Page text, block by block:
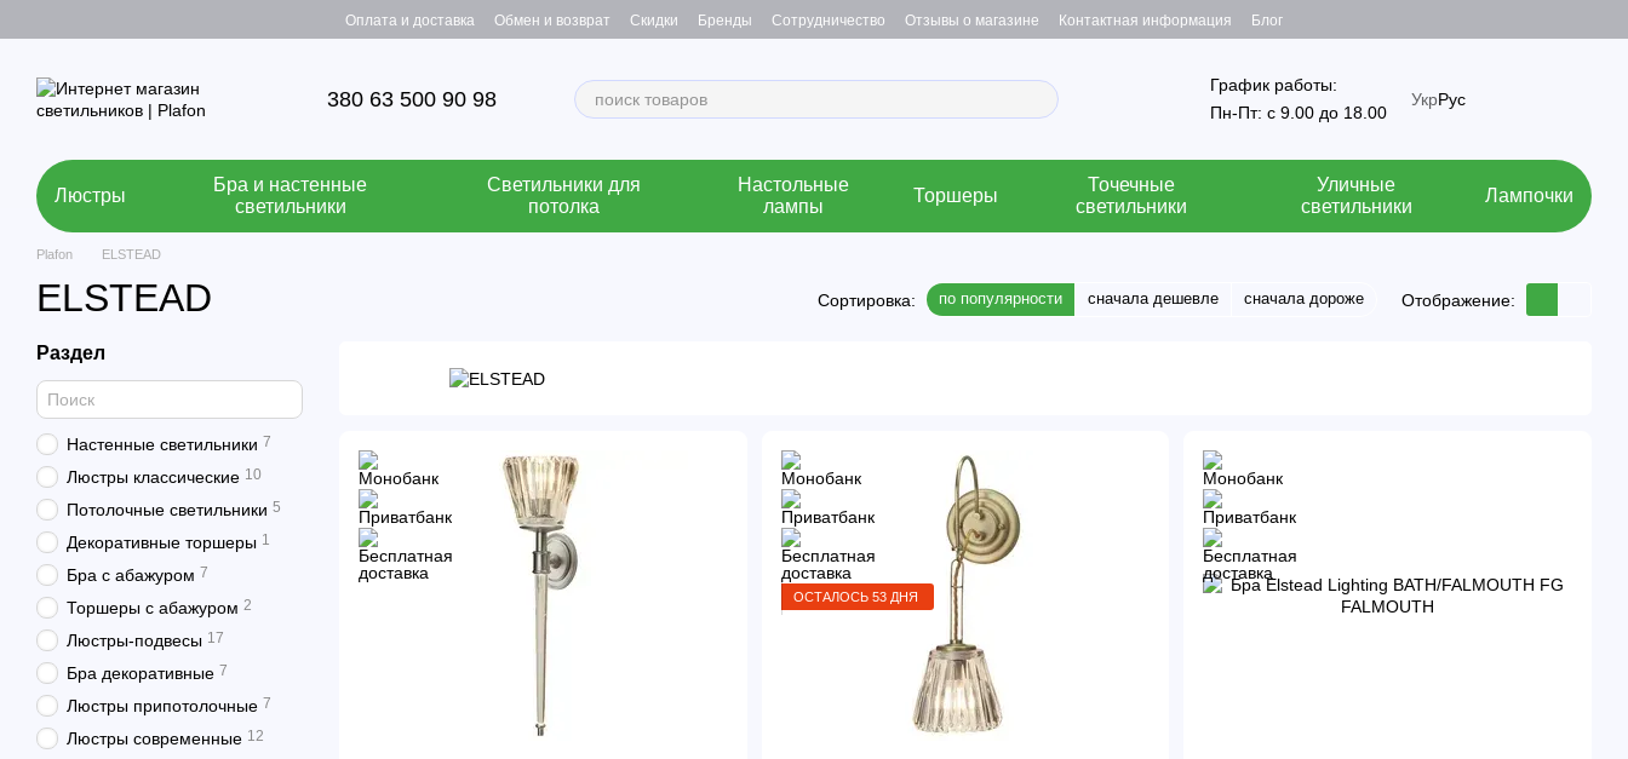
Оплата и доставка Обмен и возврат Скидки Бренды Сотрудничество Отзывы о магазине Контактная информация Блог
380 63 500 90 98
График работы:
Пн-Пт: с 9.00 до 18.00
УкрРус
Люстры
Бра и настенные
светильники
Светильники для
потолка
Настольные
лампы
Торшеры
Точечные
светильники
Уличные
светильники
Лампочки
Plafon ELSTEAD
ELSTEAD Сортировка: по популярности сначала дешевле сначала дороже Отображение:
ОСТАЛОСЬ 53 ДНЯ
Раздел
Настенные светильники 7
Люстры классические 10
Потолочные светильники 5
Декоративные торшеры 1
Бра с абажуром 7
Торшеры с абажуром 2
Люстры-подвесы 17
Бра декоративные 7
Люстры припотолочные 7
Люстры современные 12